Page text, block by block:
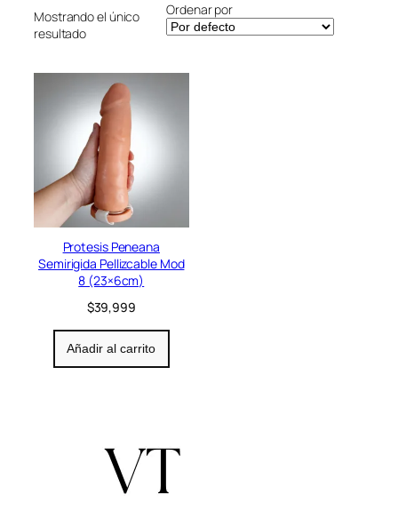
í
a
Mostrando el único
resultado
Ordenar por
Protesis Peneana
Semirigida Pellizcable Mod
8 (23×6cm)
$39,999
Añadir al carrito